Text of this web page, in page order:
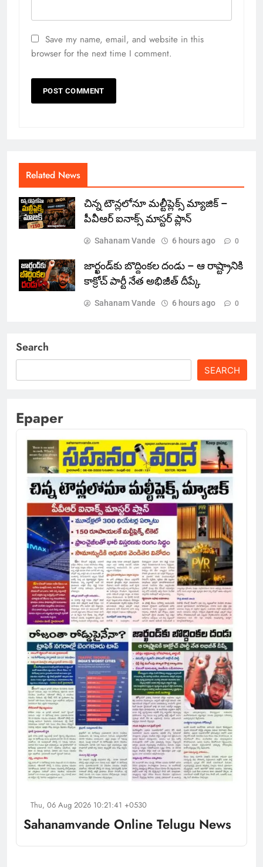
Save my name, email, and website in this
browser for the next time I comment.
Related News
చిన్న టౌన్లలోనూ మల్టీప్లెక్స్‌ మ్యాజిక్ –
పీవీఆర్ ఐనాక్స్ మాస్టర్ ప్లాన్
Sahanam Vande 6 hours ago 0
జార్ఖండ్‌కు బొద్దింకల దండు – ఆ రాష్ట్రానికి
కాక్రోచ్ పార్టీ నేత అభిజీత్ దీప్కే
Sahanam Vande 6 hours ago 0
Search
SEARCH
Epaper
Thu, 06 Aug 2026 10:21:41 +0530
Sahanamvande Online Telugu News